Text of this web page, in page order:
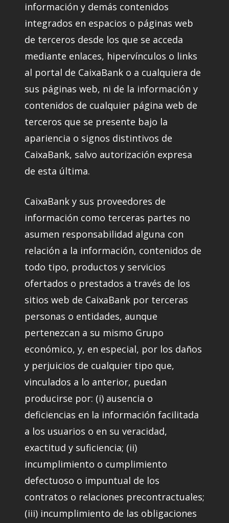
información y demás contenidos
integrados en espacios o páginas web
de terceros desde los que se acceda
mediante enlaces, hipervínculos o links
al portal de CaixaBank o a cualquiera de
sus páginas web, ni de la información y
contenidos de cualquier página web de
terceros que se presente bajo la
apariencia o signos distintivos de
CaixaBank, salvo autorización expresa
de esta última.
CaixaBank y sus proveedores de
información como terceras partes no
asumen responsabilidad alguna con
relación a la información, contenidos de
todo tipo, productos y servicios
ofertados o prestados a través de los
sitios web de CaixaBank por terceras
personas o entidades, aunque
pertenezcan a su mismo Grupo
económico, y, en especial, por los daños
y perjuicios de cualquier tipo que,
vinculados a lo anterior, puedan
producirse por: (i) ausencia o
deficiencias en la información facilitada
a los usuarios o en su veracidad,
exactitud y suficiencia; (ii)
incumplimiento o cumplimiento
defectuoso o impuntual de los
contratos o relaciones precontractuales;
(iii) incumplimiento de las obligaciones